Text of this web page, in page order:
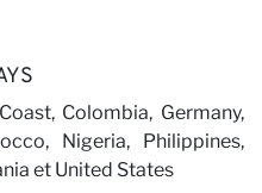
Colombia, Germany,
Nigeria, Philippines,
et United States